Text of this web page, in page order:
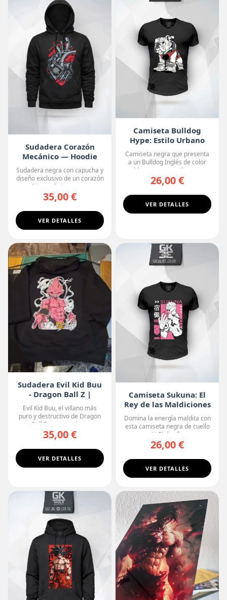
Sudadera Corazón
Mecánico — Hoodie
Sudadera negra con capucha y
diseño exclusivo de un corazón
biomecánico, con ...
35,00 €
VER DETALLES
Camiseta Bulldog
Hype: Estilo Urbano
Camiseta negra que presenta
a un Bulldog Inglés de color
blanco con manchas o...
26,00 €
VER DETALLES
Sudadera Evil Kid Buu
- Dragon Ball Z |
Edición Oscura
Evil Kid Buu, el villano más
puro y destructivo de Dragon
Ball Z, protagoniza...
35,00 €
VER DETALLES
Camiseta Sukuna: El
Rey de las Maldiciones
Domina la energía maldita con
esta camiseta negra de cuello
en V. El diseño r...
26,00 €
VER DETALLES